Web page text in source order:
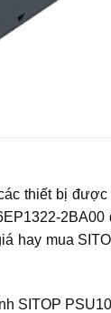
thiết bị được
hay mua
SITOP